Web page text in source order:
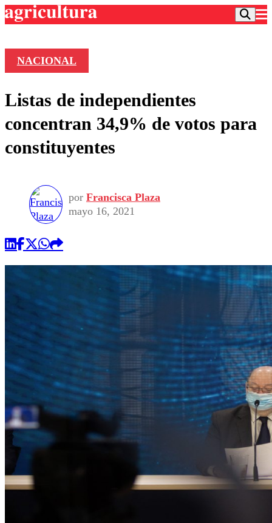
Frecuencias
Agricultura TV
Deportes
Colo Colo
Seleccion Chilena
Torneo Internacional
Entretención
Economía
Internacional
Publicaciones en medios
Opinión
NACIONAL
Listas de independientes
concentran 34,9% de votos para
constituyentes
por Francisca Plaza
mayo 16, 2021